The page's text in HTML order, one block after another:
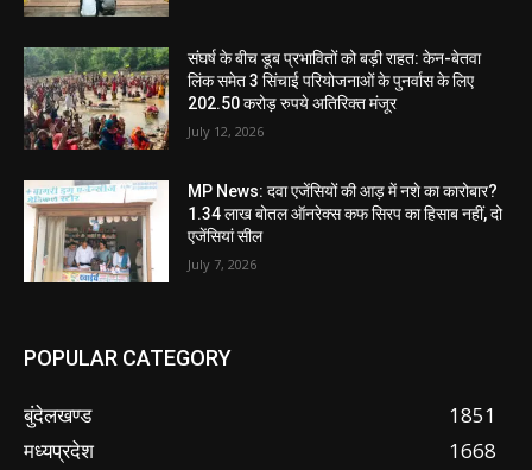
संघर्ष के बीच डूब प्रभावितों को बड़ी राहत: केन-बेतवा
लिंक समेत 3 सिंचाई परियोजनाओं के पुनर्वास के लिए
202.50 करोड़ रुपये अतिरिक्त मंजूर
July 12, 2026
MP News: दवा एजेंसियों की आड़ में नशे का कारोबार?
1.34 लाख बोतल ऑनरेक्स कफ सिरप का हिसाब नहीं, दो
एजेंसियां सील
July 7, 2026
POPULAR CATEGORY
बुंदेलखण्ड
1851
मध्यप्रदेश
1668